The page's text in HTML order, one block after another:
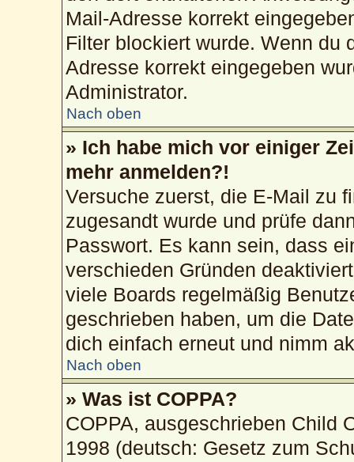
Mail-Adresse korrekt
Filter blockiert wurde. Wenn du
Adresse korrekt eingegeben
Administrator.
Nach oben
» Ich habe mich vor einiger
mehr anmelden?!
Versuche zuerst, die E-Mail zu
zugesandt wurde und prüfe
Passwort. Es kann sein, dass
verschieden Gründen
viele Boards regelmäßig
geschrieben haben, um die
dich einfach erneut und nimm
Nach oben
» Was ist COPPA?
COPPA, ausgeschrieben Child
1998 (deutsch: Gesetz zum